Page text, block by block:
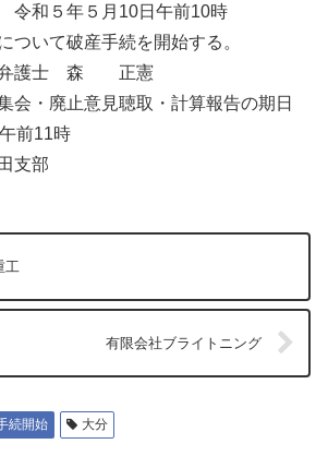
和５年５月10日午前10時
いて破産手続を開始する。
弁護士 森 正憲
会・廃止意見聴取・計算報告の期日
前11時
支部
工
有限会社ブライトニング
続開始 大分